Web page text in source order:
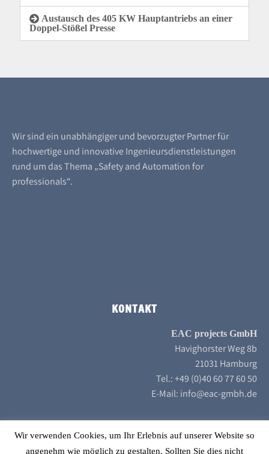
Austausch des 405 KW Hauptantriebs an einer
Doppel-Stößel Presse
Wir sind ein unabhängiger und bevorzugter Partner für
hochwertige und innovative Ingenieursdienstleistungen
rund um das Thema „Safety and Automation for
professionals“.
KONTAKT
EAC projects GmbH
Havighorster Weg 8b
21031 Hamburg
Tel.: +49 (0)40 60 77 60 50
E-Mail: info@eac-gmbh.de
Wir verwenden Cookies, um Ihr Erlebnis auf unserer Website so
angenehm wie möglich zu gestalten. Sollten Sie dies nicht